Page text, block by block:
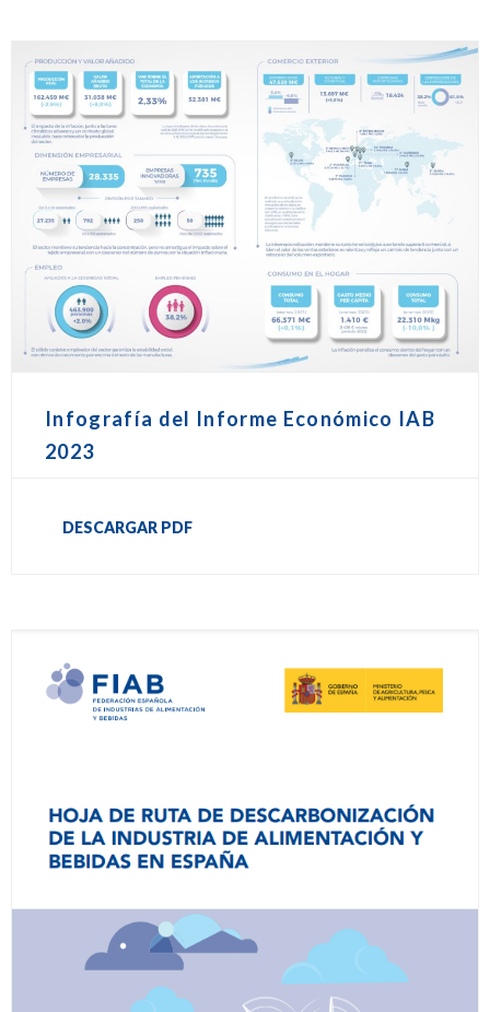
Infografía del Informe Económico IAB
2023
DESCARGAR PDF